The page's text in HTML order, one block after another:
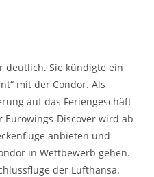
deutlich. Sie kündigte ein
mit der Condor. Als
auf das Feriengeschäft
Discover wird ab
anbieten und
in Wettbewerb gehen.
der Lufthansa.